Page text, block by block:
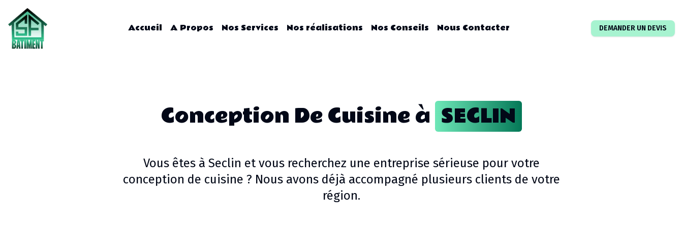
Accueil A Propos Nos Services Nos réalisations Nos Conseils Nous Contacter DEMANDER UN DEVIS
Conception De Cuisineà SECLIN
Vous êtes à Seclin et vous recherchez une entreprise sérieuse pour votre
conception de cuisine ? Nous avons déjà accompagné plusieurs clients de votre
région.